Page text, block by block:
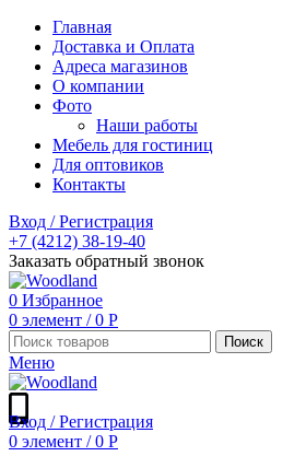
Главная
Доставка и Оплата
Адреса магазинов
О компании
Фото
Наши работы
Мебель для гостиниц
Для оптовиков
Контакты
Вход / Регистрация
+7 (4212) 38-19-40
Заказать обратный звонок
0 Избранное
0 элемент / 0 Р
Поиск
Меню
Вход / Регистрация
0 элемент / 0 Р